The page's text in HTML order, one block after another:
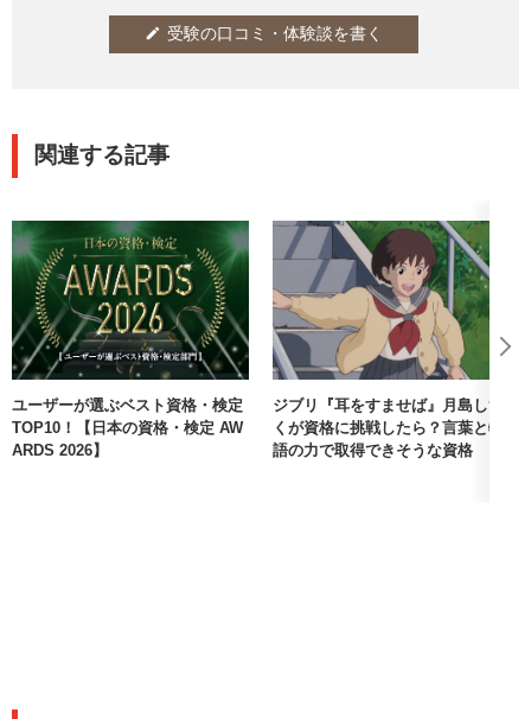
edit 受験の口コミ・体験談を書く
関連する記事
ユーザーが選ぶベスト資格・検定
TOP10！【日本の資格・検定 AW
ARDS 2026】
ジブリ『耳をすませば』月島しず
くが資格に挑戦したら？言葉と物
語の力で取得できそうな資格